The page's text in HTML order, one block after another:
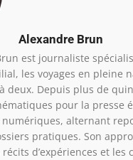
Alexandre Brun
est journaliste
les voyages en pleine
deux. Depuis plus de
pour la presse
alternant
pratiques. Son
d’expériences et les